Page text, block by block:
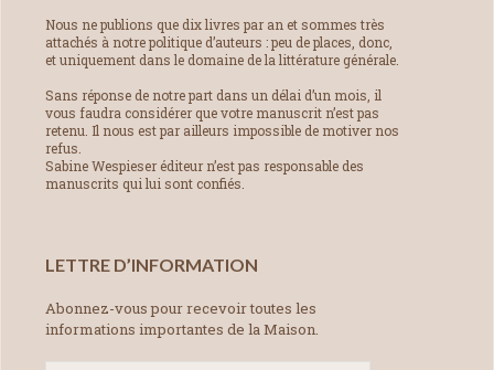
Nous ne publions que dix livres par an et sommes très
attachés à notre politique d’auteurs : peu de places, donc,
et uniquement dans le domaine de la littérature générale.
Sans réponse de notre part dans un délai d’un mois, il
vous faudra considérer que votre manuscrit n’est pas
retenu. Il nous est par ailleurs impossible de motiver nos
refus.
Sabine Wespieser éditeur n’est pas responsable des
manuscrits qui lui sont confiés.
LETTRE D’INFORMATION
Abonnez-vous pour recevoir toutes les
informations importantes de la Maison.